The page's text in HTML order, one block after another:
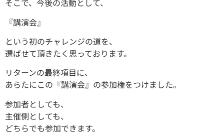
そこで、今後の活動として、
『講演会』
という初のチャレンジの道を、
選ばせて頂きたく思っております。
リターンの最終項目に、
あらたにこの『講演会』の参加権をつけました。
参加者としても、
主催側としても、
どちらでも参加できます。